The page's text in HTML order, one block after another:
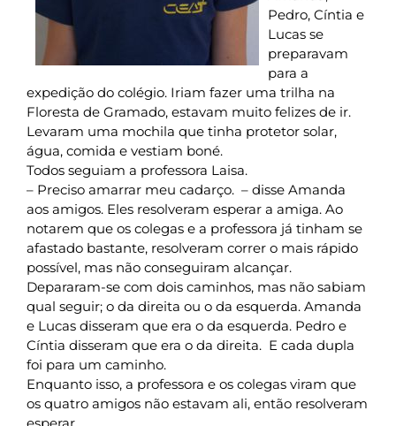
Pedro, Cíntia e
Lucas se
preparavam
para a
expedição do colégio. Iriam fazer uma trilha na
Floresta de Gramado, estavam muito felizes de ir.
Levaram uma mochila que tinha protetor solar,
água, comida e vestiam boné.
Todos seguiam a professora Laisa.
– Preciso amarrar meu cadarço. – disse Amanda
aos amigos. Eles resolveram esperar a amiga. Ao
notarem que os colegas e a professora já tinham se
afastado bastante, resolveram correr o mais rápido
possível, mas não conseguiram alcançar.
Depararam-se com dois caminhos, mas não sabiam
qual seguir; o da direita ou o da esquerda. Amanda
e Lucas disseram que era o da esquerda. Pedro e
Cíntia disseram que era o da direita. E cada dupla
foi para um caminho.
Enquanto isso, a professora e os colegas viram que
os quatro amigos não estavam ali, então resolveram
esperar.